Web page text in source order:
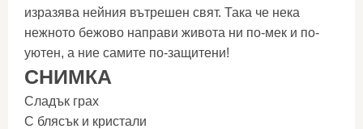
изразява нейния вътрешен свят. Така че нека
нежното бежово направи живота ни по-мек и по-
уютен, а ние самите по-защитени!
СНИМКА
Сладък грах
С блясък и кристали